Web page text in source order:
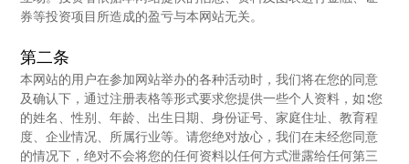
服务专区
门店查询
券等投资项目所造成的盈亏与本网站无关。
第二条
本网站的用户在参加网站举办的各种活动时，我们将在您的同意
及确认下，通过注册表格等形式要求您提供一些个人资料，如∶您
的姓名、性别、年龄、出生日期、身份证号、家庭住址、教育程
度、企业情况、所属行业等。请您绝对放心，我们在未经您同意
的情况下，绝对不会将您的任何资料以任何方式泄露给任何第三